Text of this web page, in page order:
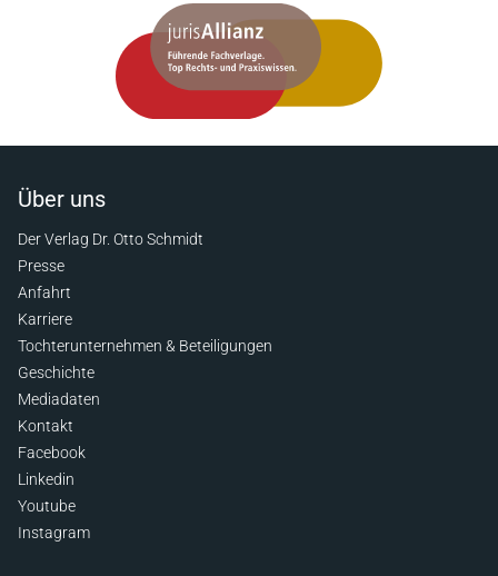
Über uns
Der Verlag Dr. Otto Schmidt
Presse
Anfahrt
Karriere
Tochterunternehmen & Beteiligungen
Geschichte
Mediadaten
Kontakt
Facebook
Linkedin
Youtube
Instagram